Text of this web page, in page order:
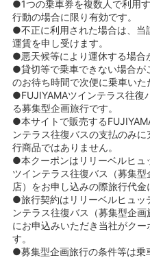
●1つの乗車券を複数人で利用
行動の場合に限り有効です。
●不正に利用された場合は、当
運賃を申し受けます。
●悪天候等により運休する場合
●貸切等で乗車できない場合
のお待ち時間で次便に乗車いた
●FUJIYAMAツインテラス往復
る募集型企画旅行です。
●本サイトで販売する
ンテラス往復バスの支払のみ
行商品ではありません。
●本クーポンはリリーベルヒ
ツインテラス往復バス（募集
店）をお申し込みの際旅行代金
●旅行契約はリリーベルヒュ
ンテラス往復バス（募集型企画
にお申込みいただき当社がク
す。
●募集型企画旅行の条件等は乗